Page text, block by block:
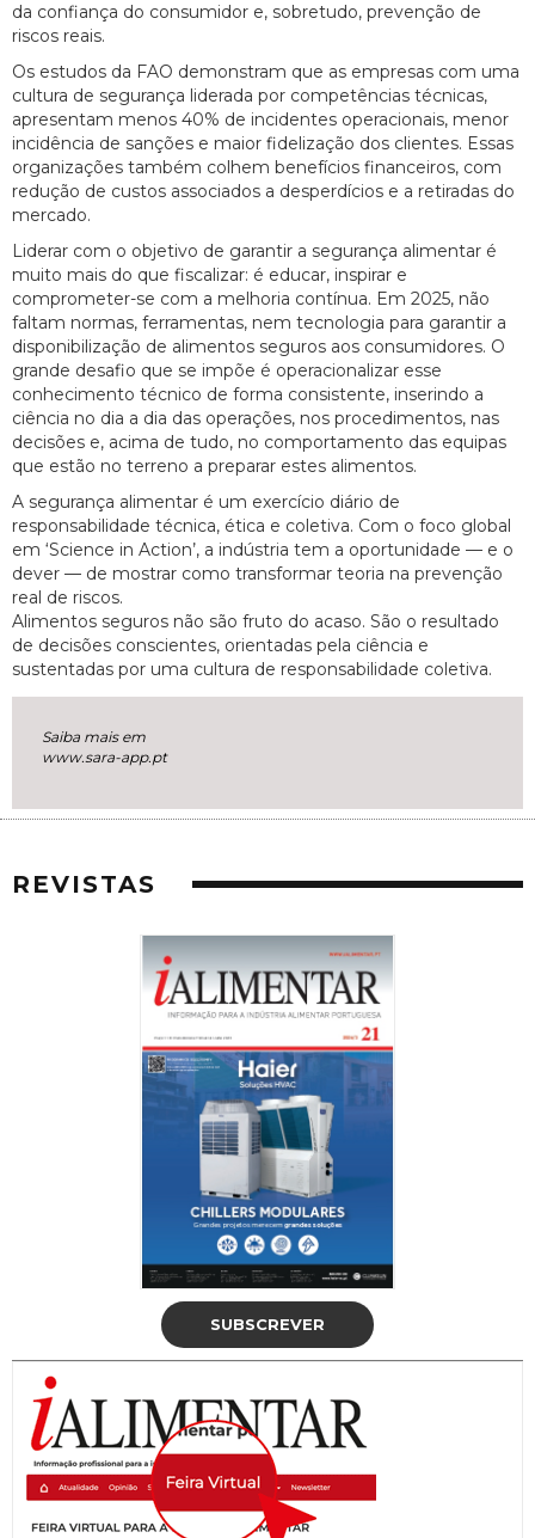
da confiança do consumidor e, sobretudo, prevenção de
riscos reais.
Os estudos da FAO demonstram que as empresas com uma
cultura de segurança liderada por competências técnicas,
apresentam menos 40% de incidentes operacionais, menor
incidência de sanções e maior fidelização dos clientes. Essas
organizações também colhem benefícios financeiros, com
redução de custos associados a desperdícios e a retiradas do
mercado.
Liderar com o objetivo de garantir a segurança alimentar é
muito mais do que fiscalizar: é educar, inspirar e
comprometer-se com a melhoria contínua. Em 2025, não
faltam normas, ferramentas, nem tecnologia para garantir a
disponibilização de alimentos seguros aos consumidores. O
grande desafio que se impõe é operacionalizar esse
conhecimento técnico de forma consistente, inserindo a
ciência no dia a dia das operações, nos procedimentos, nas
decisões e, acima de tudo, no comportamento das equipas
que estão no terreno a preparar estes alimentos.
A segurança alimentar é um exercício diário de
responsabilidade técnica, ética e coletiva. Com o foco global
em ‘Science in Action’, a indústria tem a oportunidade — e o
dever — de mostrar como transformar teoria na prevenção
real de riscos.
Alimentos seguros não são fruto do acaso. São o resultado
de decisões conscientes, orientadas pela ciência e
sustentadas por uma cultura de responsabilidade coletiva.
Saiba mais em
www.sara-app.pt
REVISTAS
SUBSCREVER